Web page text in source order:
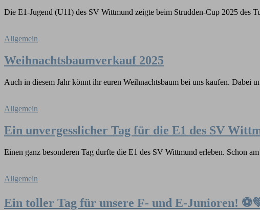
Die E1-Jugend (U11) des SV Wittmund zeigte beim Strudden-Cup 2025 des
Allgemein
Weihnachtsbaumverkauf 2025
Auch in diesem Jahr könnt ihr euren Weihnachtsbaum bei uns kaufen.
Allgemein
Ein unvergesslicher Tag für die E1 des SV
Einen ganz besonderen Tag durfte die E1 des SV Wittmund erleben. Schon
Allgemein
Ein toller Tag für unsere F- und E-Junioren!